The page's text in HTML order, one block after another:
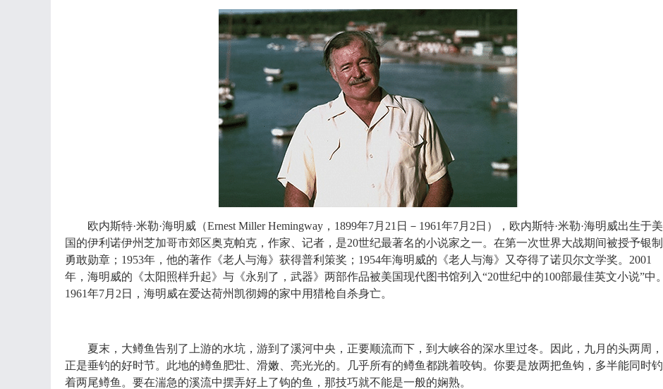
欧内斯特·米勒·海明威（Ernest Miller Hemingway，1899年7月21日－1961年7月2日），欧内斯特·米勒·海明威出生于美
国的伊利诺伊州芝加哥市郊区奥克帕克，作家、记者，是20世纪最著名的小说家之一。在第一次世界大战期间被授予银制
勇敢勋章；1953年，他的著作《老人与海》获得普利策奖；1954年海明威的《老人与海》又夺得了诺贝尔文学奖。2001
年，海明威的《太阳照样升起》与《永别了，武器》两部作品被美国现代图书馆列入“20世纪中的100部最佳英文小说”中。
1961年7月2日，海明威在爱达荷州凯彻姆的家中用猎枪自杀身亡。
夏末，大鳟鱼告别了上游的水坑，游到了溪河中央，正要顺流而下，到大峡谷的深水里过冬。因此，九月的头两周，
正是垂钓的好时节。此地的鳟鱼肥壮、滑嫩、亮光光的。几乎所有的鳟鱼都跳着咬钩。你要是放两把鱼钩，多半能同时钓
着两尾鳟鱼。要在湍急的溪流中摆弄好上了钩的鱼，那技巧就不能是一般的娴熟。